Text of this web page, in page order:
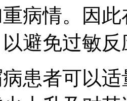
病情。因
避免过敏反
患者可以